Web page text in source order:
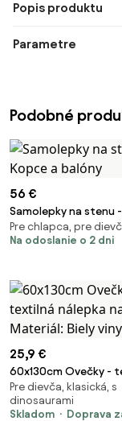
Popis produktu
Parametre
Podobné
56 €
Samolepky na stenu
balóny
Pre chlapca, pre
Na odoslanie o 2 dni
25,9 €
60x130cm Ovečky -
nálepka na stenu
vinyl
Pre dievča, klasická, s
dinosaurami
Skladom
Doprava